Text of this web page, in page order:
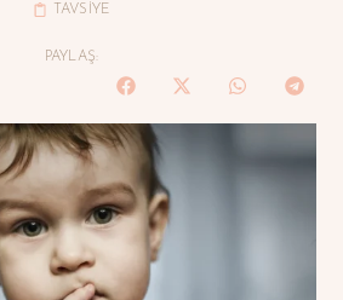
TAVSİYE
PAYLAŞ: